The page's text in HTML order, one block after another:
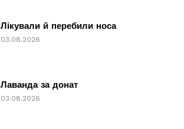
Лікували й перебили носа
03.08.2026
Лаванда за донат
03.08.2026